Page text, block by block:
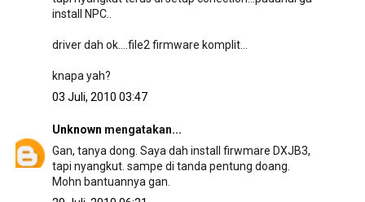
install NPC..
driver dah ok....file2 firmware komplit...
knapa yah?
03 Juli, 2010 03:47
Unknown mengatakan...
Gan, tanya dong. Saya dah install firwmare DXJB3,
tapi nyangkut. sampe di tanda pentung doang.
Mohn bantuannya gan.